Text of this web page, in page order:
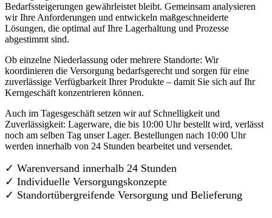
Bedarfssteigerungen gewährleistet bleibt. Gemeinsam analysieren
wir Ihre Anforderungen und entwickeln maßgeschneiderte
Lösungen, die optimal auf Ihre Lagerhaltung und Prozesse
abgestimmt sind.
Ob einzelne Niederlassung oder mehrere Standorte: Wir
koordinieren die Versorgung bedarfsgerecht und sorgen für eine
zuverlässige Verfügbarkeit Ihrer Produkte – damit Sie sich auf Ihr
Kerngeschäft konzentrieren können.
Auch im Tagesgeschäft setzen wir auf Schnelligkeit und
Zuverlässigkeit: Lagerware, die bis 10:00 Uhr bestellt wird, verlässt
noch am selben Tag unser Lager. Bestellungen nach 10:00 Uhr
werden innerhalb von 24 Stunden bearbeitet und versendet.
✓ Warenversand innerhalb 24 Stunden
✓ Individuelle Versorgungskonzepte
✓ Standortübergreifende Versorgung und Belieferung